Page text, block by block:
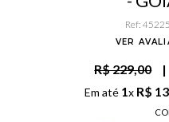
Ref:
VER
R$ 229,00 |
Em até 1x R$